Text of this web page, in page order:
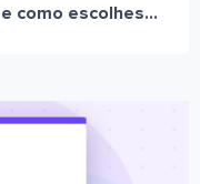
como escolhes...